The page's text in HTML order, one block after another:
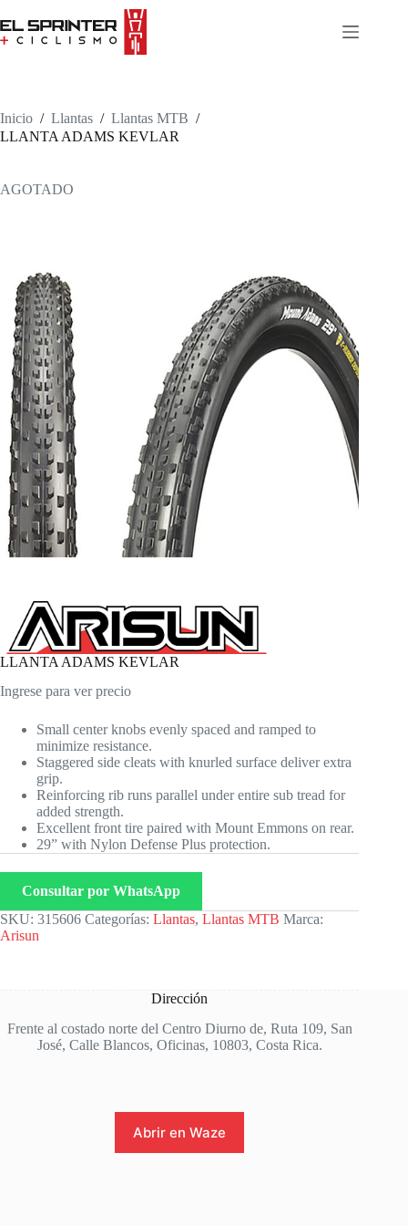
to
content
Inicio / Llantas / Llantas MTB /
LLANTA ADAMS KEVLAR
AGOTADO
LLANTA ADAMS KEVLAR
Ingrese para ver precio
Small center knobs evenly spaced and ramped to
minimize resistance.
Staggered side cleats with knurled surface deliver extra
grip.
Reinforcing rib runs parallel under entire sub tread for
added strength.
Excellent front tire paired with Mount Emmons on rear.
29” with Nylon Defense Plus protection.
Consultar por WhatsApp
SKU: 315606 Categorías: Llantas, Llantas MTB Marca:
Arisun
Dirección
Frente al costado norte del Centro Diurno de, Ruta 109, San
José, Calle Blancos, Oficinas, 10803, Costa Rica.
Abrir en Waze